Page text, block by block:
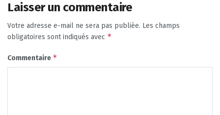
Laisser un commentaire
Votre adresse e-mail ne sera pas publiée. Les champs
obligatoires sont indiqués avec *
Commentaire *